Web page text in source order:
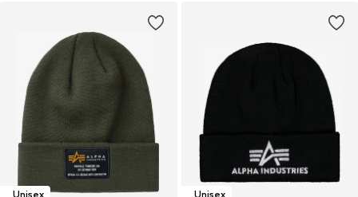
Unisex
Unisex